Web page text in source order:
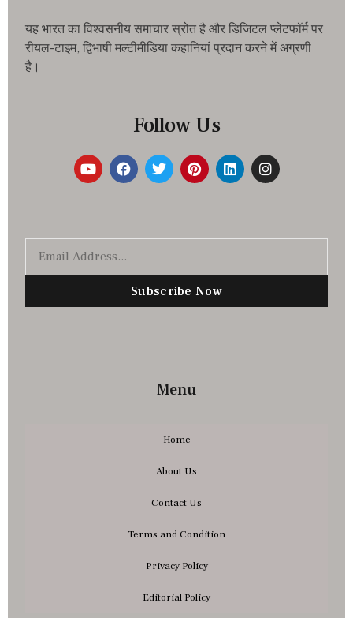
यह भारत का विश्वसनीय समाचार स्रोत है और डिजिटल प्लेटफॉर्म पर
रीयल-टाइम, द्विभाषी मल्टीमीडिया कहानियां प्रदान करने में अग्रणी
है।
Follow Us
Subscribe Now
Menu
Home
About Us
Contact Us
Terms and Condition
Privacy Policy
Editorial Policy